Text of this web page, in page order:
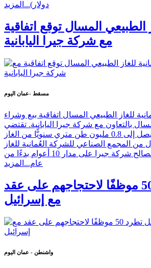
دولار)... المزيد
الطبيعي المسال توقع اتفاقية
مع شركة جيرا اليابانية
مسقط -عمان اليوم
للغاز الطبيعي المسال اتفاقية بيع وشراء
بالتعاون مع شركة جيرا اليابانية. تقتضي
الاتفاقية توريد ما يصل إلى 0.8 مليون طن متري سنويًّا من الغاز
من المجمع الصناعي للشركة العُمانية للغاز
الطبيعي المسال لصالح شركة جيرا على مدار 10 أعوام بدءًا من
عام... المزيد
غوغل تطرد 50 موظفًا لاحتجاجهم على عقد
مع إسرائيل
واشنطن - عمان اليوم